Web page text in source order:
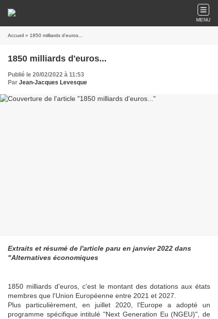
MENU
Accueil » 1850 milliards d'euros...
1850 milliards d'euros...
Publié le 20/02/2022 à 11:53
Par Jean-Jacques Levesque
Extraits et résumé de l'article paru en janvier 2022 dans
"Alternatives économiques
1850 milliards d'euros, c'est le montant des dotations aux états
membres que l'Union Européenne entre 2021 et 2027.
Plus particulièrement, en juillet 2020, l'Europe a adopté un
programme spécifique intitulé "Next Generation Eu (NGEU)", de